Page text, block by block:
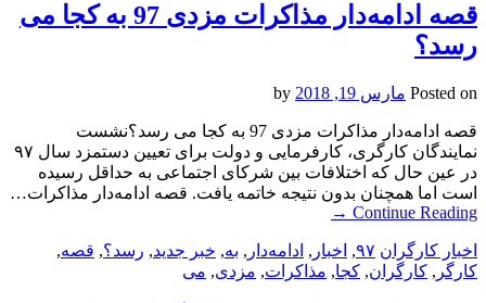
قصه ادامه‌دار مذاکرات مزدی 97 به کجا می
رسد؟
Posted on مارس 19, 2018
قصه ادامه‌دار مذاکرات مزدی 97 به کجا می رسد؟نشست
نمایندگان کارگری، کارفرمایی و دولت برای تعیین دستمزد سال ۹۷
در عین حال که اختلافات بین شرکای اجتماعی به حداقل رسیده
است اما همچنان بدون نتیجه خاتمه یافت. قصه ادامه‌دار مذاکرات…
Continue Reading
→
اخبار کارگران ۹۷, اخبار , ادامه‌دار , به, خبر جدید, رسد؟, قصه,
کارگر , کارگران, کجا, مذاکرات, مزدی, می